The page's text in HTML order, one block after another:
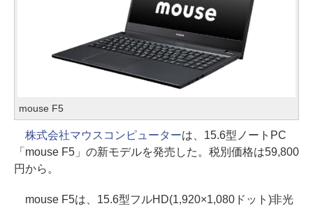
mouse F5
株式会社マウスコンピューターは、15.6型ノートPC
「mouse F5」の新モデルを発売した。税別価格は59,800
円から。
mouse F5は、15.6型フルHD(1,920×1,080ドット)非光